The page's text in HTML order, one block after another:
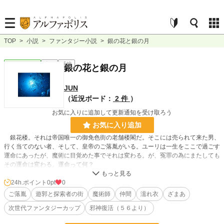
TOP > 小説 > ファンタジー小説 > 銀の花と銀の月
長編
銀の花と銀の月
JUN
（近況ボード： 2 件 ）
お気に入りに追加して更新通知を受け取ろう
お気に入り追加
銀花楼。それは帝国唯一の御免色街の老舗楼閣だ。そこには売られて来た男、
行く当てのない者、そして、皇帝のご落胤がいる。ユーリは一生をここで過ごす
運命にあったが、魔術に目覚めた事でそれは変わる。が、冤罪の為にまたしても
その運命は変わる。運命って何？
小説 228,657 位 / 228,657 件
ファンタジー 53,275 位 / 53,275 件
24h.ポイント 0pt
0
ご落胤
遊郭と探索者の街 魔術師 仲間 濡れ衣
ざまあ
次世代ファンタジーカップ
邪神復活（５６より）